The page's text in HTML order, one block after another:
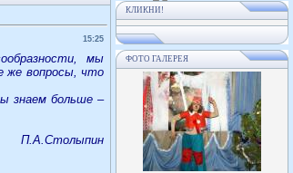
15:25
мы
же вопросы, что
знаем больше –
П.А.Столыпин
КЛИКНИ!
ФОТО ГАЛЕРЕЯ